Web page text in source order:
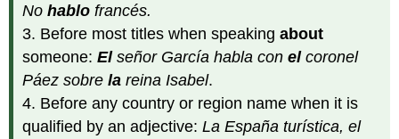
Nohablo francés.
3. Before most titles when speakingabout
someone:Elseñor García habla con elcoronel
Páez sobre la reina Isabel.
4. Before any country or region name when it is
qualified by an adjective:La España turística, el